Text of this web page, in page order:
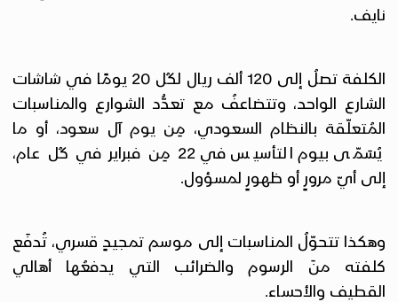
نايف.
الكلفة تصلُ إلى 120 ألف ريال لكُل 20 يومًا في شاشات
الشارع الواحد، وتتضاعفُ مع تعدُّد الشوارع والمناسبات
المُتعلّقة بالنظام السعودي، مِن يوم آل سعود، أو ما
يُسَمّى بيوم التأسيس في 22 مِن فبراير في كُل عام،
إلى أيّ مرورٍ أو ظهورٍ لمسؤول.
وهكذا تتحوّلُ المناسبات إلى موسم تمجيدٍ قسري، تُدفَع
كلفته منَ الرسوم والضرائب التي يدفعُها أهالي
القطيف والأحساء.